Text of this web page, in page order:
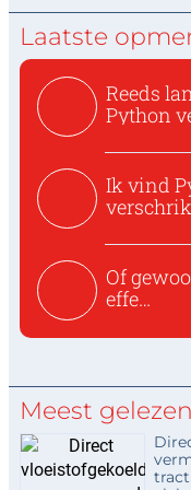
Laatste
Reeds
Python
Ik vind
Of
effe
Meest gelezen